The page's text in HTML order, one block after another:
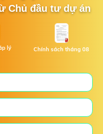
Chủ đầu tư dự án
lý Chính sách tháng 08